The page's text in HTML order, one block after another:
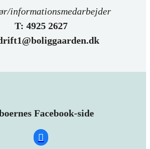
informationsmedarbejder
T: 4925 2627
Facebook-side